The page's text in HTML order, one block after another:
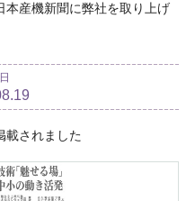
産機新聞に弊社を取り上げ
載されました